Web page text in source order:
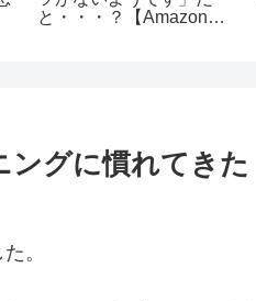
と・・・？【Amazonア
ングに慣れてきた
。